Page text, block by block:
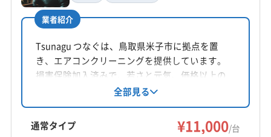
業者紹介
Tsunagu つなぐは、鳥取県米子市に拠点を置
き、エアコンクリーニングを提供しています。
損害保険加入済みで、若さと元気、価格以上の
クオリティを強みとしています。基本料金は
11000円からで、複数台割引や消臭抗菌コート等
のオプションも充実。年中無休で9時から18時ま
で対応し、対応地域外も相談可能です。
全部見る
通常タイプ ¥11,000/台